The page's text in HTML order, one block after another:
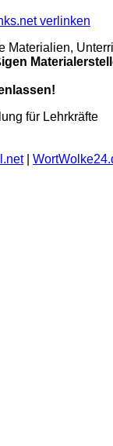
verlinken
Materialien,
für Lehrkräfte
|